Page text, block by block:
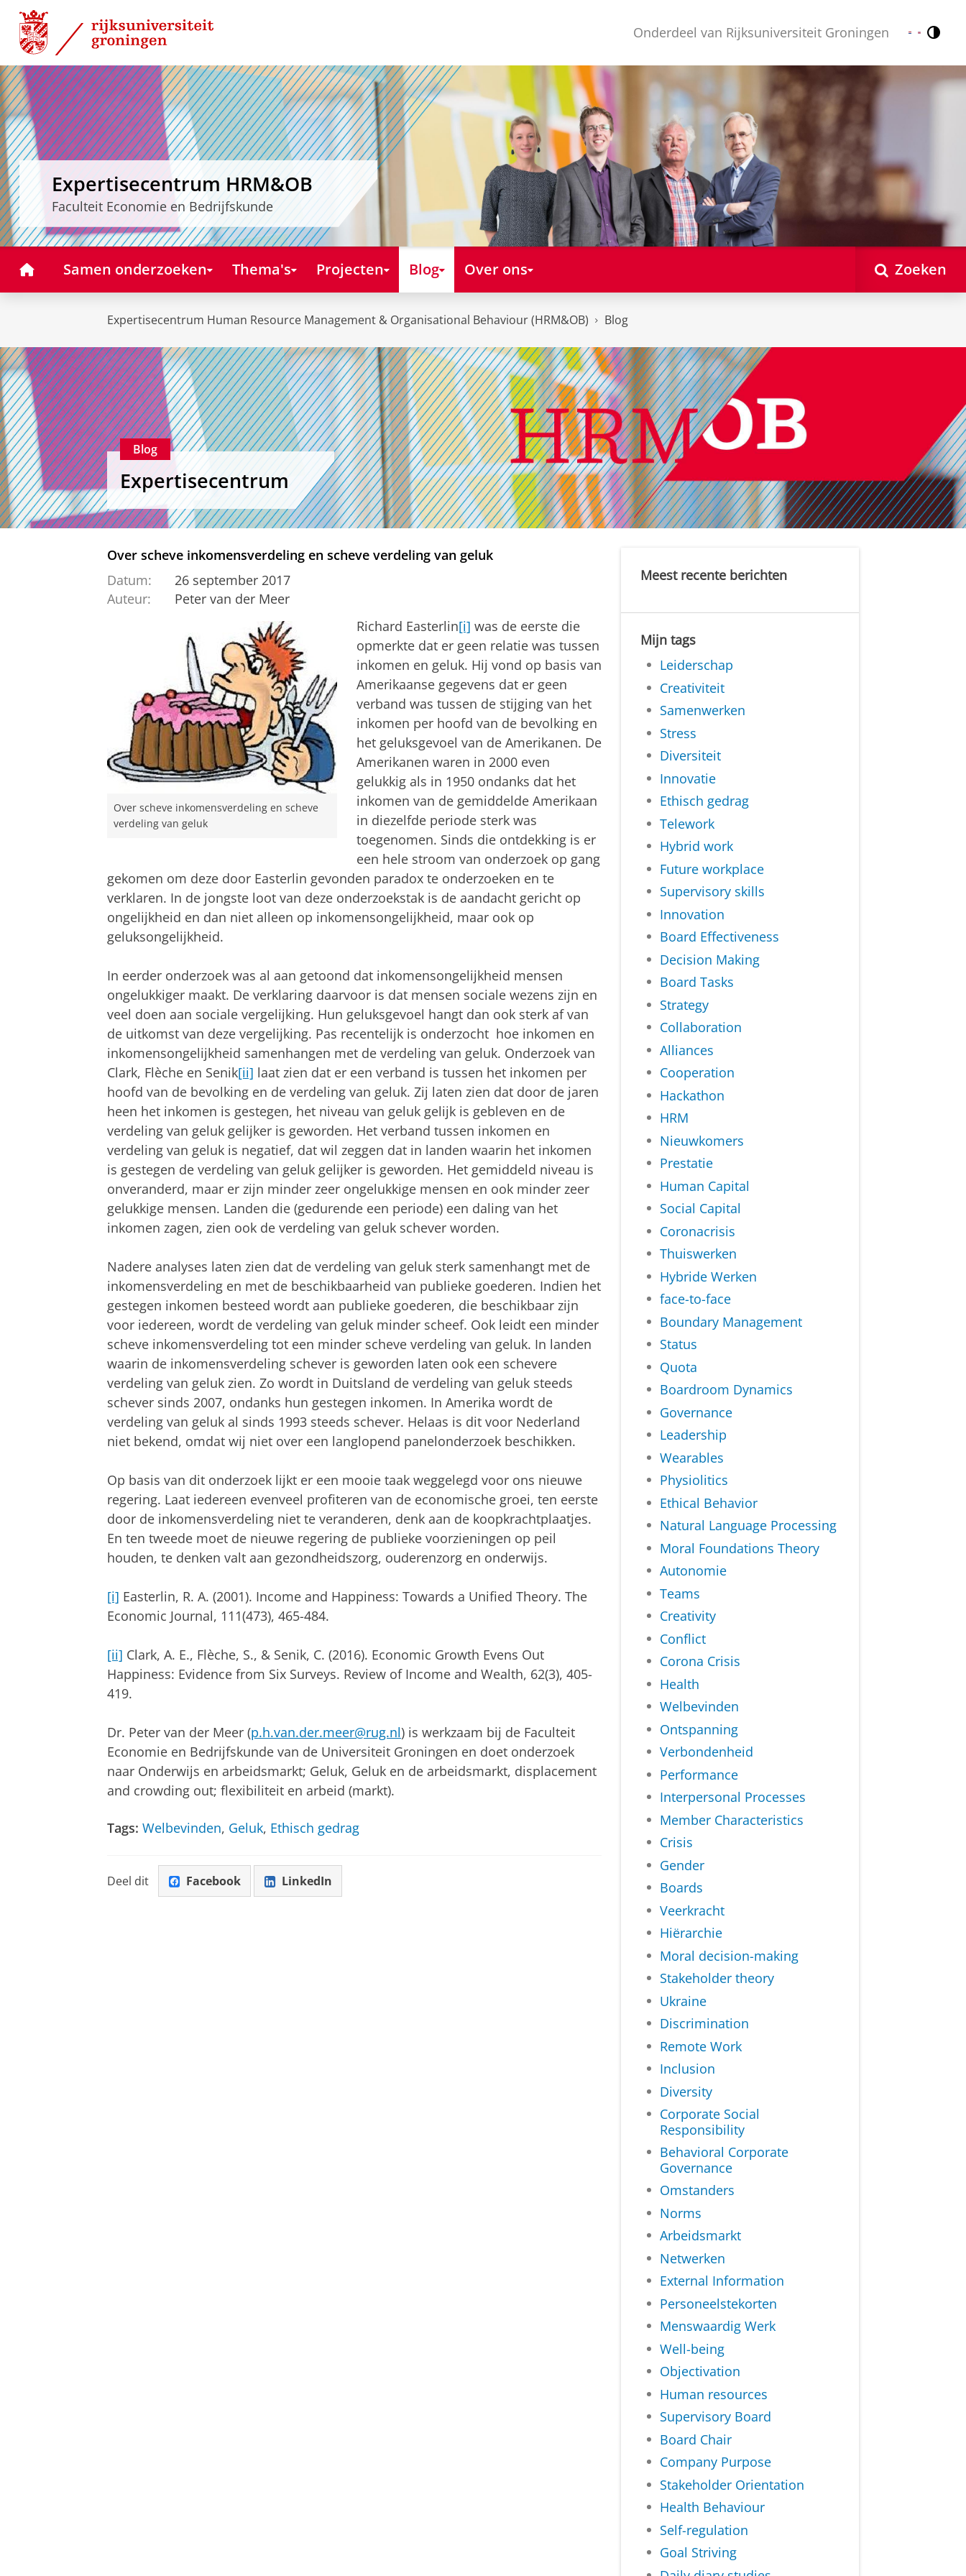
Skip
Content
Skip
Navigation
Onderdeel van Rijksuniversiteit Groningen Nederlands
English
Expertisecentrum HRM&OB
Faculteit Economie en Bedrijfskunde
HomeSamen onderzoeken Thema's Projecten Blog Over ons Zoeken
Expertisecentrum Human Resource Management & Organisational Behaviour (HRM&OB) Blog
Blog
Expertisecentrum
Over scheve inkomensverdeling en scheve verdeling van geluk
Datum:
26 september 2017
Auteur:
Peter van der Meer
Over scheve inkomensverdeling en scheve
verdeling van geluk
Richard Easterlin[i] was de eerste die
opmerkte dat er geen relatie was tussen
inkomen en geluk. Hij vond op basis van
Amerikaanse gegevens dat er geen
verband was tussen de stijging van het
inkomen per hoofd van de bevolking en
het geluksgevoel van de Amerikanen. De
Amerikanen waren in 2000 even
gelukkig als in 1950 ondanks dat het
inkomen van de gemiddelde Amerikaan
in diezelfde periode sterk was
toegenomen. Sinds die ontdekking is er
een hele stroom van onderzoek op gang
gekomen om deze door Easterlin gevonden paradox te onderzoeken en te
verklaren. In de jongste loot van deze onderzoekstak is de aandacht gericht op
ongelijkheid en dan niet alleen op inkomensongelijkheid, maar ook op
geluksongelijkheid.
In eerder onderzoek was al aan getoond dat inkomensongelijkheid mensen
ongelukkiger maakt. De verklaring daarvoor is dat mensen sociale wezens zijn en
veel doen aan sociale vergelijking. Hun geluksgevoel hangt dan ook sterk af van
de uitkomst van deze vergelijking. Pas recentelijk is onderzocht hoe inkomen en
inkomensongelijkheid samenhangen met de verdeling van geluk. Onderzoek van
Clark, Flèche en Senik[ii] laat zien dat er een verband is tussen het inkomen per
hoofd van de bevolking en de verdeling van geluk. Zij laten zien dat door de jaren
heen het inkomen is gestegen, het niveau van geluk gelijk is gebleven en de
verdeling van geluk gelijker is geworden. Het verband tussen inkomen en
verdeling van geluk is negatief, dat wil zeggen dat in landen waarin het inkomen
is gestegen de verdeling van geluk gelijker is geworden. Het gemiddeld niveau is
onveranderd, maar er zijn minder zeer ongelukkige mensen en ook minder zeer
gelukkige mensen. Landen die (gedurende een periode) een daling van het
inkomen zagen, zien ook de verdeling van geluk schever worden.
Nadere analyses laten zien dat de verdeling van geluk sterk samenhangt met de
inkomensverdeling en met de beschikbaarheid van publieke goederen. Indien het
gestegen inkomen besteed wordt aan publieke goederen, die beschikbaar zijn
voor iedereen, wordt de verdeling van geluk minder scheef. Ook leidt een minder
scheve inkomensverdeling tot een minder scheve verdeling van geluk. In landen
waarin de inkomensverdeling schever is geworden laten ook een schevere
verdeling van geluk zien. Zo wordt in Duitsland de verdeling van geluk steeds
schever sinds 2007, ondanks hun gestegen inkomen. In Amerika wordt de
verdeling van geluk al sinds 1993 steeds schever. Helaas is dit voor Nederland
niet bekend, omdat wij niet over een langlopend panelonderzoek beschikken.
Op basis van dit onderzoek lijkt er een mooie taak weggelegd voor ons nieuwe
regering. Laat iedereen evenveel profiteren van de economische groei, ten eerste
door de inkomensverdeling niet te veranderen, denk aan de koopkrachtplaatjes.
En ten tweede moet de nieuwe regering de publieke voorzieningen op peil
houden, te denken valt aan gezondheidszorg, ouderenzorg en onderwijs.
[i] Easterlin, R. A. (2001). Income and Happiness: Towards a Unified Theory. The
Economic Journal, 111(473), 465-484.
[ii] Clark, A. E., Flèche, S., & Senik, C. (2016). Economic Growth Evens Out
Happiness: Evidence from Six Surveys. Review of Income and Wealth, 62(3), 405-
419.
Dr. Peter van der Meer (p.h.van.der.meer@rug.nl) is werkzaam bij de Faculteit
Economie en Bedrijfskunde van de Universiteit Groningen en doet onderzoek
naar Onderwijs en arbeidsmarkt; Geluk, Geluk en de arbeidsmarkt, displacement
and crowding out; flexibiliteit en arbeid (markt).
Tags: Welbevinden, Geluk, Ethisch gedrag
Deel dit Facebook LinkedIn
Meest recente berichten
Mijn tags
Leiderschap
Creativiteit
Samenwerken
Stress
Diversiteit
Innovatie
Ethisch gedrag
Telework
Hybrid work
Future workplace
Supervisory skills
Innovation
Board Effectiveness
Decision Making
Board Tasks
Strategy
Collaboration
Alliances
Cooperation
Hackathon
HRM
Nieuwkomers
Prestatie
Human Capital
Social Capital
Coronacrisis
Thuiswerken
Hybride Werken
face-to-face
Boundary Management
Status
Quota
Boardroom Dynamics
Governance
Leadership
Wearables
Physiolitics
Ethical Behavior
Natural Language Processing
Moral Foundations Theory
Autonomie
Teams
Creativity
Conflict
Corona Crisis
Health
Welbevinden
Ontspanning
Verbondenheid
Performance
Interpersonal Processes
Member Characteristics
Crisis
Gender
Boards
Veerkracht
Hiërarchie
Moral decision-making
Stakeholder theory
Ukraine
Discrimination
Remote Work
Inclusion
Diversity
Corporate Social
Responsibility
Behavioral Corporate
Governance
Omstanders
Norms
Arbeidsmarkt
Netwerken
External Information
Personeelstekorten
Menswaardig Werk
Well-being
Objectivation
Human resources
Supervisory Board
Board Chair
Company Purpose
Stakeholder Orientation
Health Behaviour
Self-regulation
Goal Striving